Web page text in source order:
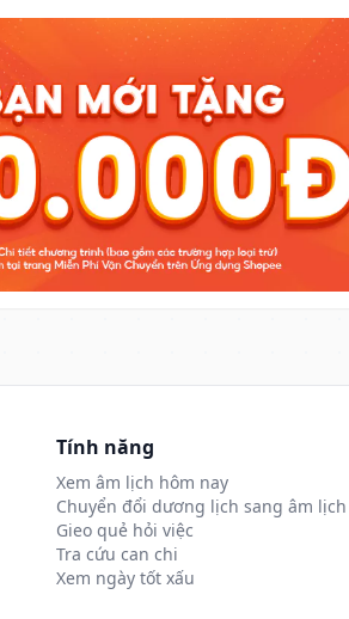
Tính năng
Xem âm lịch hôm nay
Chuyển đổi dương lịch sang âm lịch
Gieo quẻ hỏi việc
Tra cứu can chi
Xem ngày tốt xấu